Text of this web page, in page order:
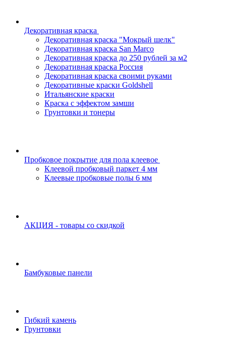
Декоративная краска
Декоративная краска "Мокрый шелк"
Декоративная краска San Marco
Декоративная краска до 250 рублей за м2
Декоративная краска Россия
Декоративная краска своими руками
Декоративные краски Goldshell
Итальянские краски
Краска с эффектом замши
Грунтовки и тонеры
Пробковое покрытие для пола клеевое
Клеевой пробковый паркет 4 мм
Клеевые пробковые полы 6 мм
АКЦИЯ - товары со скидкой
Бамбуковые панели
Гибкий камень
Грунтовки